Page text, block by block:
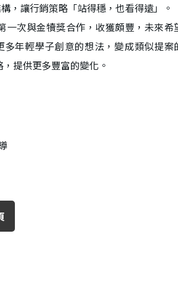
，讓行銷策略「站得穩，也看得遠」。
一次與金犢獎合作，收獲頗豐，未來希
多年輕學子創意的想法，變成類似提案
提供更多豐富的變化。